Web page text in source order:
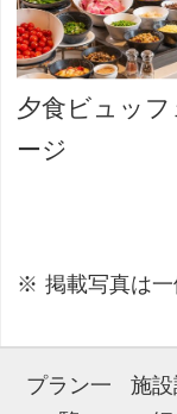
夕食ビュッフ
ージ
掲載写真は一
プラン一
施